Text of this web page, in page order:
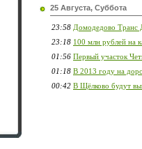
25 Августа, Суббота
23:58 Домодедово Транс
23:18 100 млн рублей на
01:56 Первый участок
01:18 В 2013 году на
00:42 В Щёлково будут